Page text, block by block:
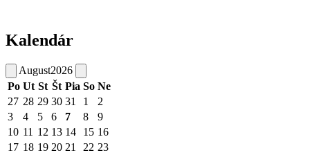
Kalendár
August2026
Po Ut St Št Pia So Ne
27 28 29 30 31 1
2
3
4 5 6 7 8
9
10 11 12 13 14 15 16
17 18 19 20 21 22 23